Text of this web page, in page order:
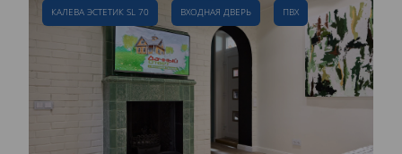
КАЛЕВА ЭСТЕТИК SL 70 ВХОДНАЯ ДВЕРЬ ПВХ